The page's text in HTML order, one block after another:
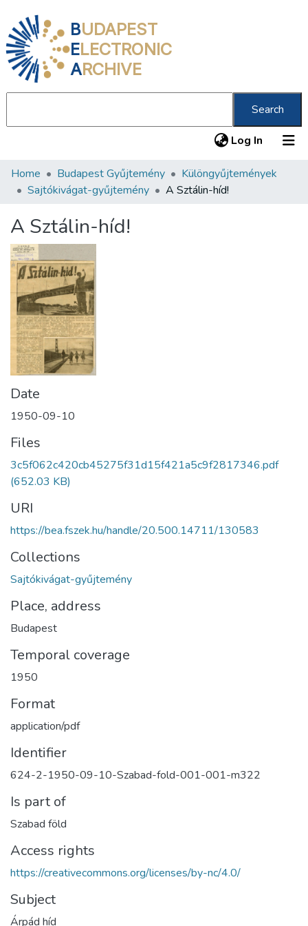
BUDAPEST
ELECTRONIC
ARCHIVE
Search
Log In (current)
Communities & Collections
Statistics
About us
Home Budapest Gyűjtemény
Különgyűjtemények
Sajtókivágat-gyűjtemény
A Sztálin-híd!
A Sztálin-híd!
Date
1950-09-10
Files
3c5f062c420cb45275f31d15f421a5c9f2817346.pdf
(652.03 KB)
URI
https://bea.fszek.hu/handle/20.500.14711/130583
Collections
Sajtókivágat-gyűjtemény
Place, address
Budapest
Temporal coverage
1950
Format
application/pdf
Identifier
624-2-1950-09-10-Szabad-fold-001-001-m322
Is part of
Szabad föld
Access rights
https://creativecommons.org/licenses/by-nc/4.0/
Subject
Árpád híd